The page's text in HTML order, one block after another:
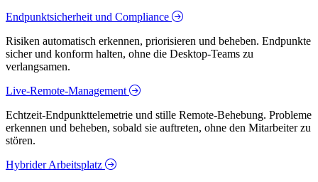
Endpunktsicherheit und Compliance
Risiken automatisch erkennen, priorisieren und beheben. Endpunkte
sicher und konform halten, ohne die Desktop-Teams zu
verlangsamen.
Live-Remote-Management
Echtzeit-Endpunkttelemetrie und stille Remote-Behebung. Probleme
erkennen und beheben, sobald sie auftreten, ohne den Mitarbeiter zu
stören.
Hybrider Arbeitsplatz